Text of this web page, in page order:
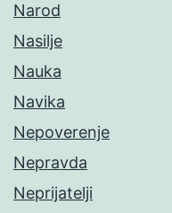
Narod
Nasilje
Nauka
Navika
Nepoverenje
Nepravda
Neprijatelji